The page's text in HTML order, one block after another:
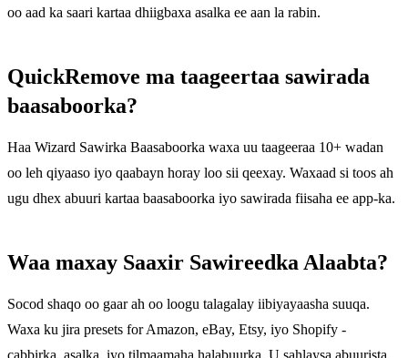
oo aad ka saari kartaa dhiigbaxa asalka ee aan la rabin.
QuickRemove ma taageertaa sawirada
baasaboorka?
Haa Wizard Sawirka Baasaboorka waxa uu taageeraa 10+ wadan
oo leh qiyaaso iyo qaabayn horay loo sii qeexay. Waxaad si toos ah
ugu dhex abuuri kartaa baasaboorka iyo sawirada fiisaha ee app-ka.
Waa maxay Saaxir Sawireedka Alaabta?
Socod shaqo oo gaar ah oo loogu talagalay iibiyayaasha suuqa.
Waxa ku jira presets for Amazon, eBay, Etsy, iyo Shopify -
cabbirka, asalka, iyo tilmaamaha halabuurka. U sahlaysa abuurista